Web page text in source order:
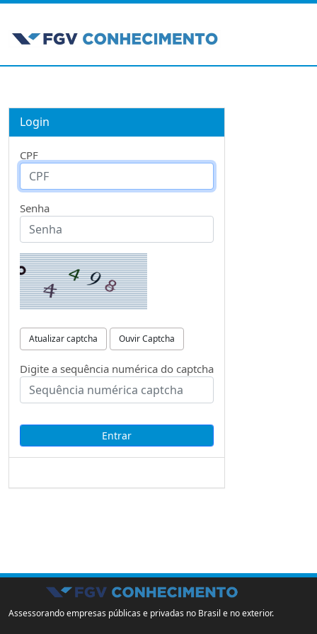
Login
CPF
Senha
Atualizar captcha Ouvir Captcha
Digite a sequência numérica do captcha
Assessorando empresas públicas e privadas no Brasil e no exterior.